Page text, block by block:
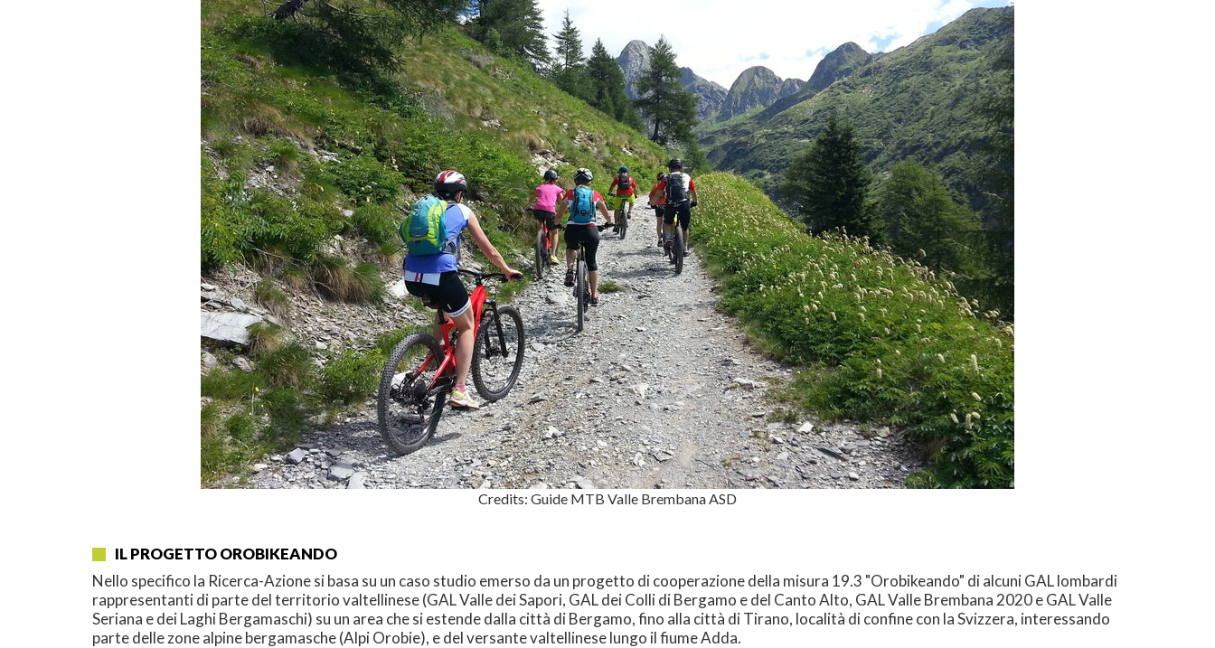
Credits: Guide MTB Valle Brembana ASD
IL PROGETTO OROBIKEANDO
Nello specifico la Ricerca-Azione si basa su un caso studio emerso da un progetto di cooperazione della misura 19.3 "Orobikeando" di alcuni GAL lombardi
rappresentanti di parte del territorio valtellinese (GAL Valle dei Sapori, GAL dei Colli di Bergamo e del Canto Alto, GAL Valle Brembana 2020 e GAL Valle
Seriana e dei Laghi Bergamaschi) su un area che si estende dalla città di Bergamo, fino alla città di Tirano, località di confine con la Svizzera, interessando
parte delle zone alpine bergamasche (Alpi Orobie), e del versante valtellinese lungo il fiume Adda.